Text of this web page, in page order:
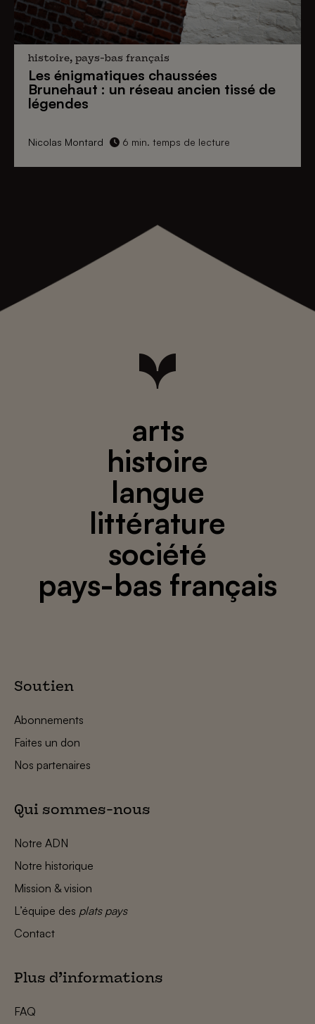
histoire, pays-bas français
Les énigmatiques chaussées
Brunehaut : un réseau ancien tissé de
légendes
Nicolas Montard 6 min. temps de lecture
arts
histoire
langue
littérature
société
pays-bas français
Soutien
Abonnements
Faites un don
Nos partenaires
Qui sommes-nous
Notre ADN
Notre historique
Mission & vision
L’équipe des plats pays
Contact
Plus d’informations
FAQ